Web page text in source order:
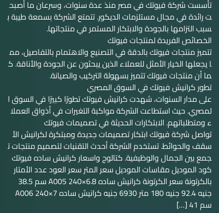
تأسست شركة فيوتك في مصر منذ عدة سنوات، وسرعان ما أصبح
ت رائدة في مجال مستلزمات الديكور. تتمتع الشركة بسمعة طيبة ب
سبب التزامها بالجودة والابتكار المستمر في منتجاتها.
الخصائص الفريدة لمنتجات فيوتك
تتميز منتجات فيوتك بالدقة في التصنيع والاهتمام بالتفاصيل، مم
ا يجعلها الخيار الأمثل للعملاء الذين يبحثون عن الجودة والأناقة. ك
ما أن منتجات فيوتك تتميز بسهولة التركيب والصيانة.
تطور كرانيش فيوتك في السوق المصري
على مدار السنوات، شهدت كرانيش فيوتك تطورًا كبيرًا في السوق ا
لمصري. حيث استطاعت الشركة مواكبة التغيرات في أذواق العملا
ء ومتطلباتهم. الابتكارات الحديثة في تصميمات فيوتك
تواصل شركة فيوتك ابتكار تصميمات جديدة ومبتكرة لكرانيش الأ
سقف والحوائط. تستخدم الشركة أحدث التقنيات لتصميم منتجات ت
جمع بين الجمال والوظيفية. كتالوج واسعار كرانيش ساده فيوتك
كود الموديل مقاسات الموديل سعر المتر سعر العود عدد الأمتار
بالكرتونة سعر الكرتونة كرانيش ساده A005 240×6.8 سم 38.5
جنيه 92.4 جنيه 180 متر 6930 جنيه كرانيش ساده A006 240×7
سم 41 […]